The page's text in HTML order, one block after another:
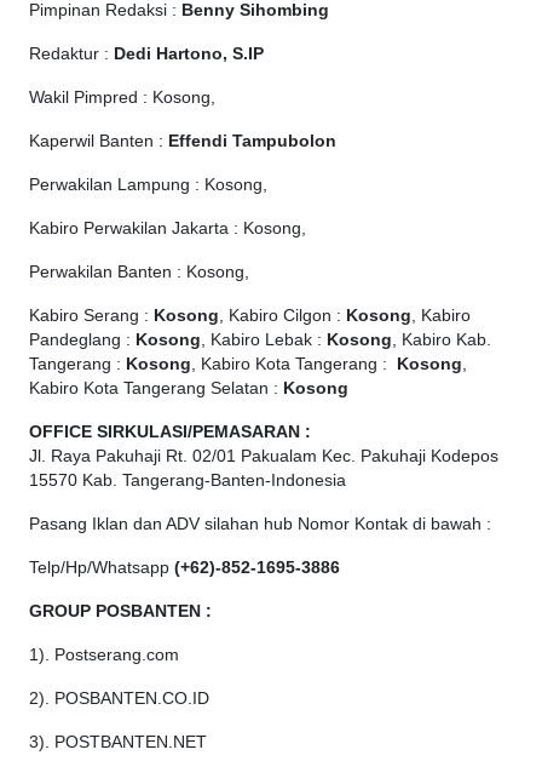
Pimpinan Redaksi : Benny Sihombing
Redaktur : Dedi Hartono, S.IP
Wakil Pimpred : Kosong,
Kaperwil Banten : Effendi Tampubolon
Perwakilan Lampung : Kosong,
Kabiro Perwakilan Jakarta : Kosong,
Perwakilan Banten : Kosong,
Kabiro Serang : Kosong, Kabiro Cilgon : Kosong, Kabiro
Pandeglang : Kosong, Kabiro Lebak : Kosong, Kabiro Kab.
Tangerang : Kosong, Kabiro Kota Tangerang : Kosong,
Kabiro Kota Tangerang Selatan : Kosong
OFFICE SIRKULASI/PEMASARAN :
Jl. Raya Pakuhaji Rt. 02/01 Pakualam Kec. Pakuhaji Kodepos
15570 Kab. Tangerang-Banten-Indonesia
Pasang Iklan dan ADV silahan hub Nomor Kontak di bawah :
Telp/Hp/Whatsapp (+62)-852-1695-3886
GROUP POSBANTEN :
1). Postserang.com
2). POSBANTEN.CO.ID
3). POSTBANTEN.NET